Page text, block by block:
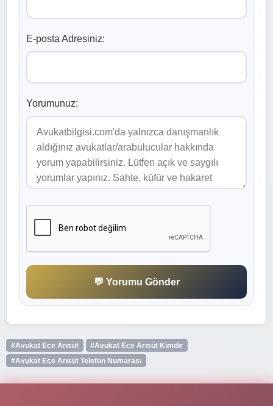
E-posta Adresiniz:
Yorumunuz:
💬 Yorumu Gönder
#Avukat Ece Arısüt
#Avukat Ece Arısüt Kimdir
#Avukat Ece Arısüt Telefon Numarası